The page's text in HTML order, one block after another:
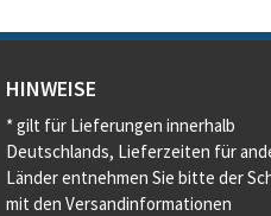
HINWEISE
* gilt für Lieferungen innerhalb
Deutschlands, Lieferzeiten für
Länder entnehmen Sie bitte der
mit den Versandinformationen